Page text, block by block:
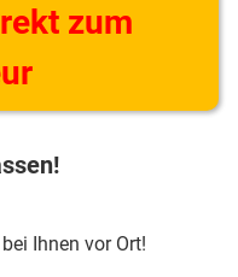
zum
Ihnen vor Ort!